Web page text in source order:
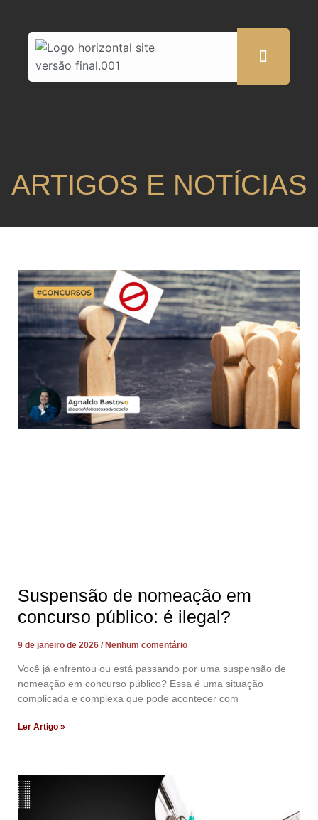
ARTIGOS E NOTÍCIAS
Suspensão de nomeação em
concurso público: é ilegal?
9 de janeiro de 2026 Nenhum comentário
Você já enfrentou ou está passando por uma suspensão de
nomeação em concurso público? Essa é uma situação
complicada e complexa que pode acontecer com
Ler Artigo »